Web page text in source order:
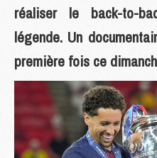
réaliser le back-to-
légende. Un
première fois ce